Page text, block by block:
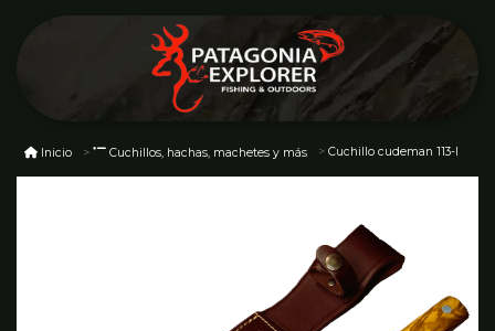
Inicio Cuchillos, hachas, machetes y más Cuchillo cudeman 113-l